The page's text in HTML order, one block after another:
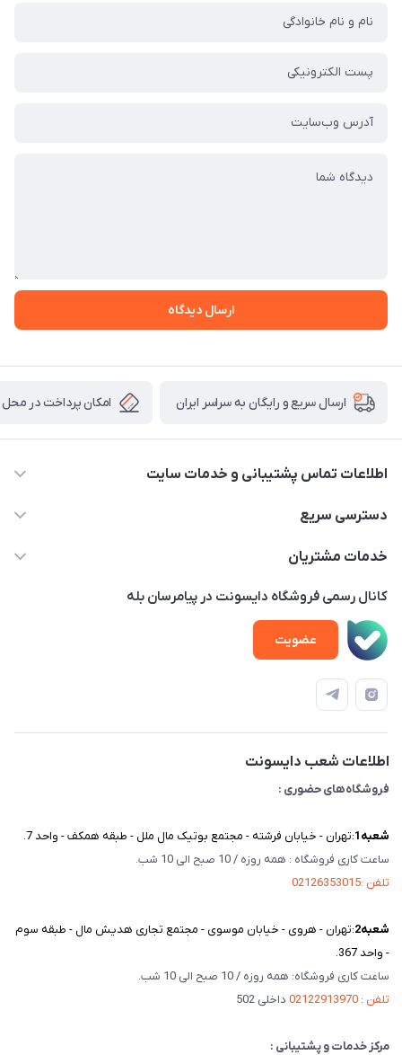
ارسال دیدگاه
ارسال سریع و رایگان به سراسر ایران امکان پرداخت در محل
اطلاعات تماس پشتیبانی و خدمات سایت
02122913970 داخلی 219
پلاک 23 – طبقه 3
دسترسی سریع
خانه
ویدئو‌های آموزشی
دفترچه راهنمای محصولات
درباره ما
تماس با ما
خدمات مشتریان
امور مشتریان
حساب کاربری
قوانین و مقررات
کانال رسمی فروشگاه دایسونت در پیامرسان بله
عضویت
اطلاعات شعب دایسونت
فروشگاه‌های حضوری :
شعبه‌1 :تهران - خیابان فرشته - مجتمع بوتیک مال ملل - طبقه همکف - واحد 7.
ساعت کاری فروشگاه : همه روزه / 10 صبح الی 10 شب.
تلفن :02126353015
شعبه‌2 :تهران - هروی - خیابان موسوی - مجتمع تجاری هدیش مال - طبقه سوم
- واحد 367.
ساعت کاری فروشگاه: همه روزه / 10 صبح الی 10 شب.
تلفن : 02122913970
داخلی 502
مرکز خدمات و پشتیبانی :